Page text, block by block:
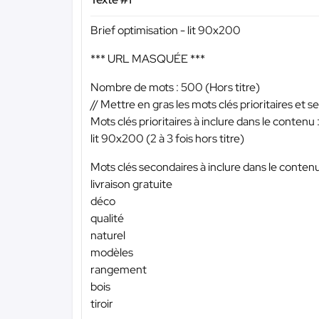
Brief optimisation - lit 90x200
*** URL MASQUÉE ***
Nombre de mots : 500 (Hors titre)
// Mettre en gras les mots clés prioritaires et
Mots clés prioritaires à inclure dans le contenu :
lit 90x200 (2 à 3 fois hors titre)
Mots clés secondaires à inclure dans le
livraison gratuite
déco
qualité
naturel
modèles
rangement
bois
tiroir